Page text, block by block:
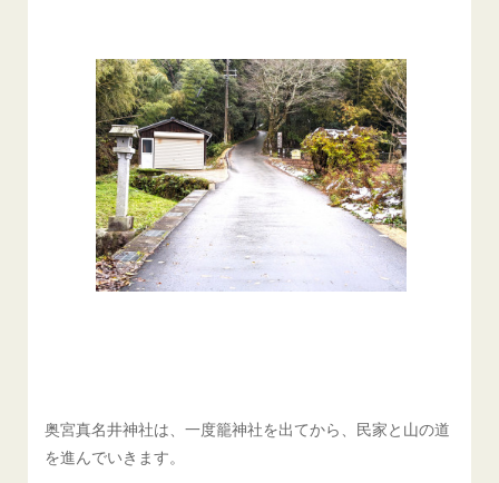
奥宮真名井神社は、一度籠神社を出てから、民家と山の道
を進んでいきます。